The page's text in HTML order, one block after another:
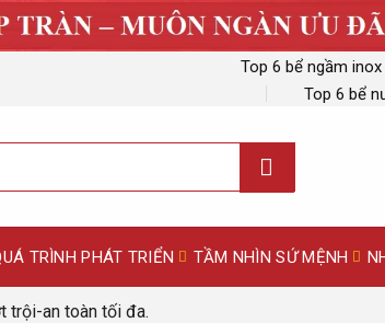
Top 6 bể ngầm
Top 6 bể
TRÌNH PHÁT TRIỂN TẦM NHÌN SỨ MỆNH
trội-an toàn tối đa.